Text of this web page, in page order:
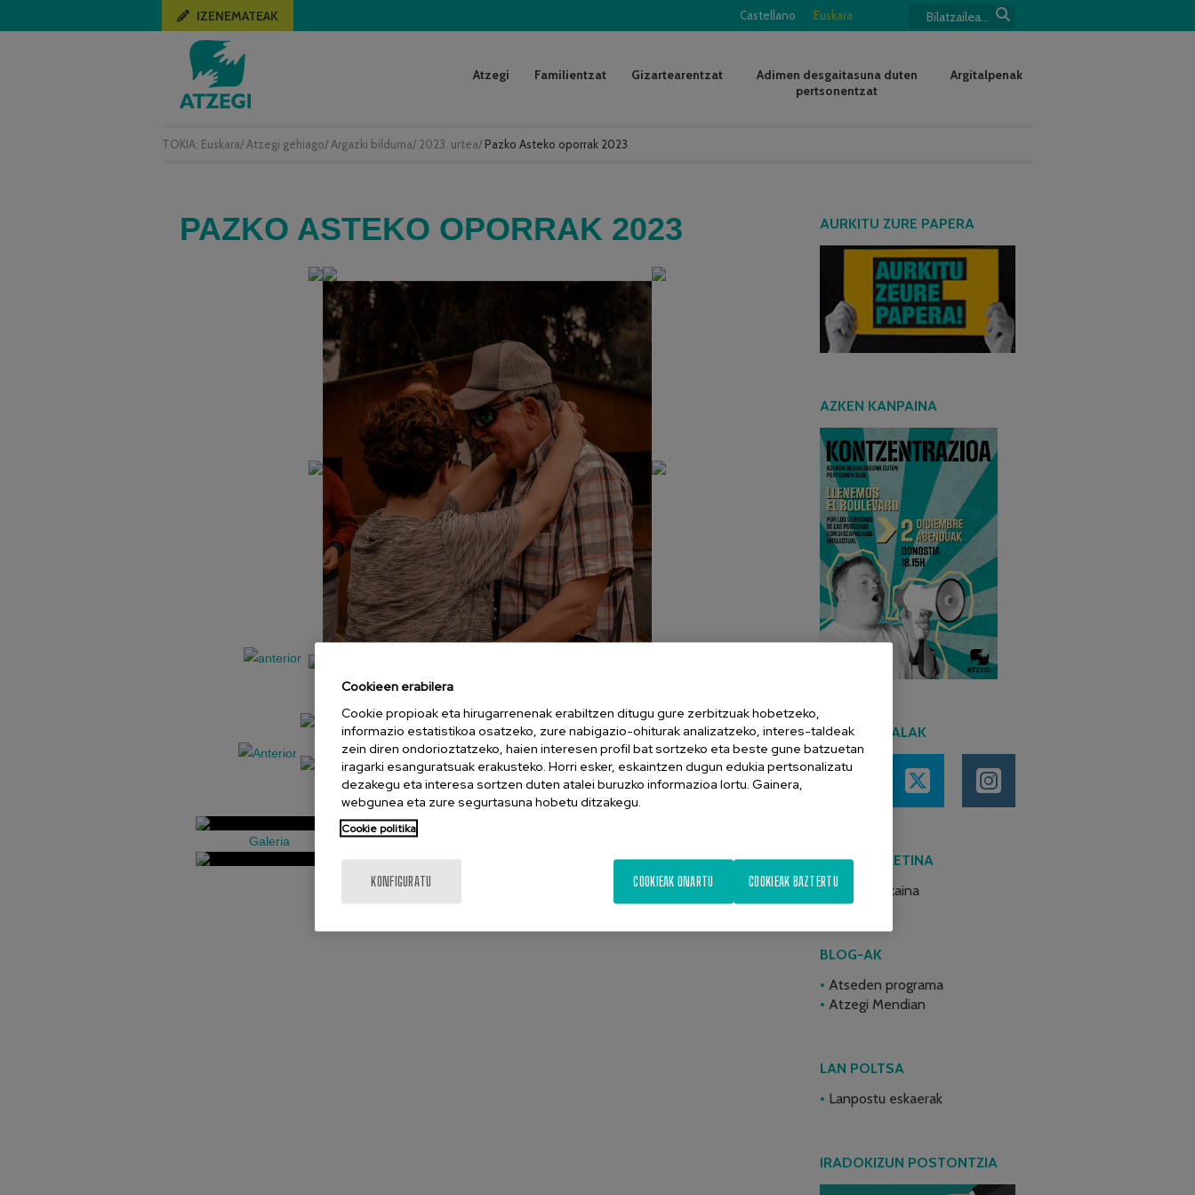
TOKIA: Euskara/ Atzegi gehiago/ Argazki bilduma/ 2023. urtea/ Pazko Asteko oporrak 2023
Castellano Euskara
IZENEMATEAK
Atzegi Familientzat Gizartearentzat
Adimen desgaitasuna duten
pertsonentzat
Argitalpenak
PAZKO ASTEKO OPORRAK 2023
Galeria
AURKITU ZURE PAPERA
AZKEN KANPAINA
SARE SOZIALAK
AZKEN BULETINA
2026ko ekaina
BLOG-AK
Atseden programa
Atzegi Mendian
LAN POLTSA
Lanpostu eskaerak
IRADOKIZUN POSTONTZIA
Cookieen erabilera
Cookie propioak eta hirugarrenenak erabiltzen ditugu gure zerbitzuak hobetzeko,
informazio estatistikoa osatzeko, zure nabigazio-ohiturak analizatzeko, interes-taldeak
zein diren ondorioztatzeko, haien interesen profil bat sortzeko eta beste gune batzuetan
iragarki esanguratsuak erakusteko. Horri esker, eskaintzen dugun edukia pertsonalizatu
dezakegu eta interesa sortzen duten atalei buruzko informazioa lortu. Gainera,
webgunea eta zure segurtasuna hobetu ditzakegu.
Cookie politika
KONFIGURATU COOKIEAK BAZTERTU
COOKIEAK ONARTU